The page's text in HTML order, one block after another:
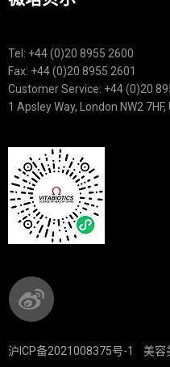
Tel: +44 (0)20 8955 2600
Fax: +44 (0)20 8955 2601
Customer Service: +44 (0)20
1 Apsley Way, London NW2
沪ICP备2021008375号-1 美容